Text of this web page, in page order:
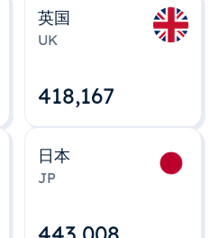
英国
UK
418,167
日本
JP